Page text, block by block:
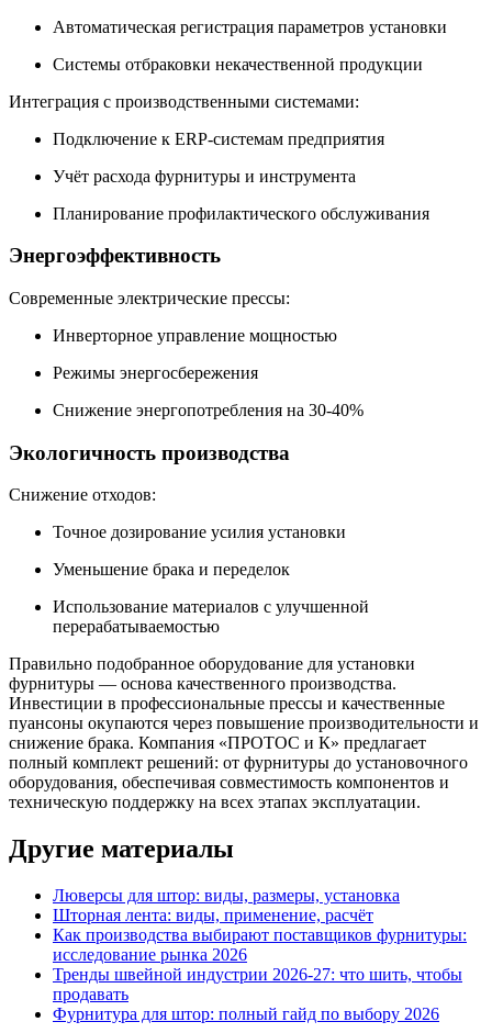
Автоматическая регистрация параметров установки
Системы отбраковки некачественной продукции
Интеграция с производственными системами:
Подключение к ERP-системам предприятия
Учёт расхода фурнитуры и инструмента
Планирование профилактического обслуживания
Энергоэффективность
Современные электрические прессы:
Инверторное управление мощностью
Режимы энергосбережения
Снижение энергопотребления на 30-40%
Экологичность производства
Снижение отходов:
Точное дозирование усилия установки
Уменьшение брака и переделок
Использование материалов с улучшенной
перерабатываемостью
Правильно подобранное оборудование для установки
фурнитуры — основа качественного производства.
Инвестиции в профессиональные прессы и качественные
пуансоны окупаются через повышение производительности и
снижение брака. Компания «ПРОТОС и К» предлагает
полный комплект решений: от фурнитуры до установочного
оборудования, обеспечивая совместимость компонентов и
техническую поддержку на всех этапах эксплуатации.
Другие материалы
Люверсы для штор: виды, размеры, установка
Шторная лента: виды, применение, расчёт
Как производства выбирают поставщиков фурнитуры:
исследование рынка 2026
Тренды швейной индустрии 2026-27: что шить, чтобы
продавать
Фурнитура для штор: полный гайд по выбору 2026